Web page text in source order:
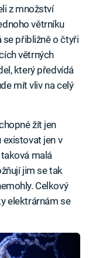
z množství
větrníku
se přibližně o čtyři
větrných
který předvídá
mít vliv na celý
žít jen
jen v
malá
jim se tak
Celkový
elektrárnám se